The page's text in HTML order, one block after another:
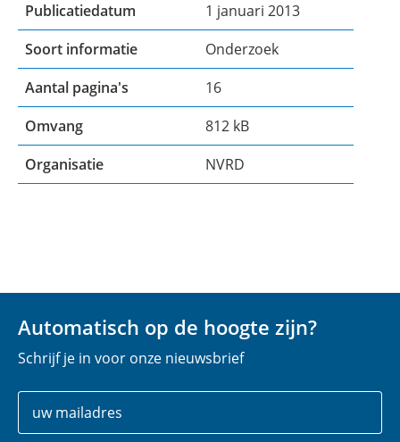
Publicatiedatum
1 januari 2013
Soort informatie
Onderzoek
Aantal pagina's
16
Omvang
812 kB
Organisatie
NVRD
Automatisch op de hoogte zijn?
Schrijf je in voor onze nieuwsbrief
Uw
gegevens
E